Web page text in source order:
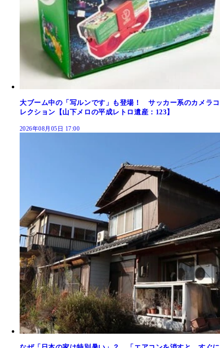
大ブーム中の「写ルンです」も登場！ サッカー系のカメラコ
レクション【山下メロの平成レトロ遺産：123】
2026年08月05日 17:00